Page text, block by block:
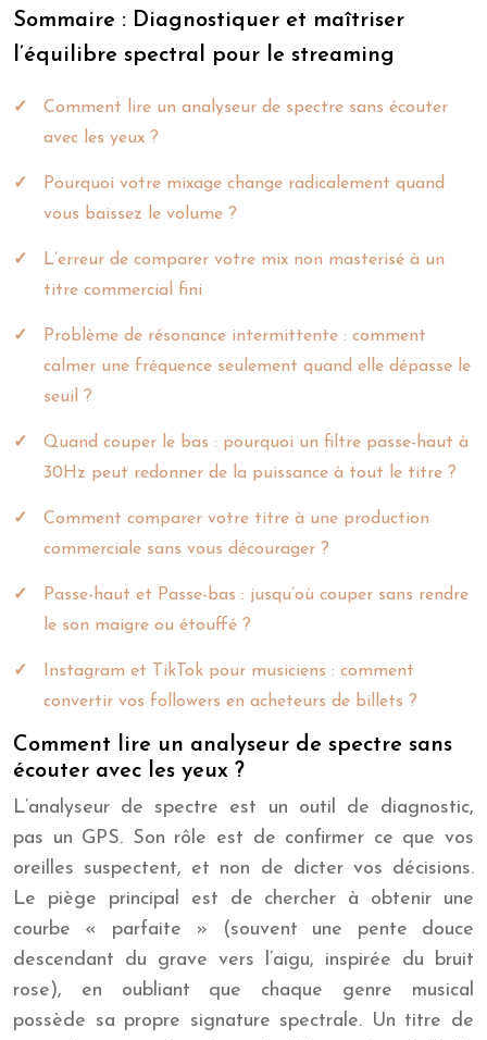
Sommaire : Diagnostiquer et maîtriser
l’équilibre spectral pour le streaming
Comment lire un analyseur de spectre sans écouter
avec les yeux ?
Pourquoi votre mixage change radicalement quand
vous baissez le volume ?
L’erreur de comparer votre mix non masterisé à un
titre commercial fini
Problème de résonance intermittente : comment
calmer une fréquence seulement quand elle dépasse le
seuil ?
Quand couper le bas : pourquoi un filtre passe-haut à
30Hz peut redonner de la puissance à tout le titre ?
Comment comparer votre titre à une production
commerciale sans vous décourager ?
Passe-haut et Passe-bas : jusqu’où couper sans rendre
le son maigre ou étouffé ?
Instagram et TikTok pour musiciens : comment
convertir vos followers en acheteurs de billets ?
Comment lire un analyseur de spectre sans
écouter avec les yeux ?
L’analyseur de spectre est un outil de diagnostic,
pas un GPS. Son rôle est de confirmer ce que vos
oreilles suspectent, et non de dicter vos décisions.
Le piège principal est de chercher à obtenir une
courbe « parfaite » (souvent une pente douce
descendant du grave vers l’aigu, inspirée du bruit
rose), en oubliant que chaque genre musical
possède sa propre signature spectrale. Un titre de